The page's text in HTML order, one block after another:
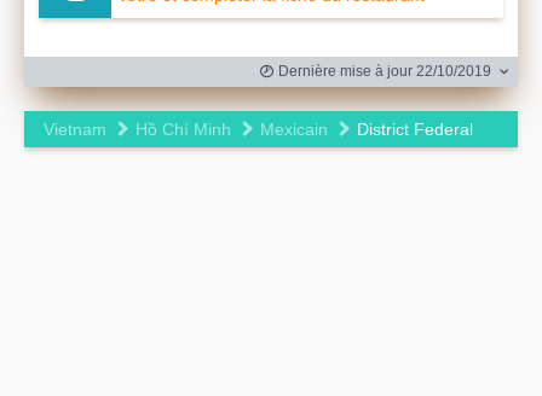
Dernière mise à jour 22/10/2019
Vietnam Hồ Chí Minh Mexicain District Federal